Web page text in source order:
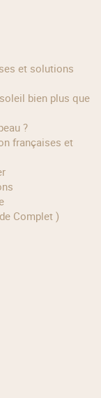
?
Complet )